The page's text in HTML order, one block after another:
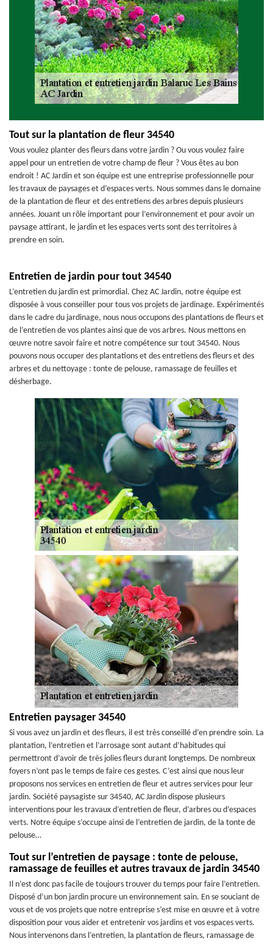
Tout sur la plantation de fleur 34540
Vous voulez planter des fleurs dans votre jardin ? Ou vous voulez faire
appel pour un entretien de votre champ de fleur ? Vous êtes au bon
endroit ! AC Jardin et son équipe est une entreprise professionnelle pour
les travaux de paysages et d’espaces verts. Nous sommes dans le domaine
de la plantation de fleur et des entretiens des arbres depuis plusieurs
années. Jouant un rôle important pour l’environnement et pour avoir un
paysage attirant, le jardin et les espaces verts sont des territoires à
prendre en soin.
Entretien de jardin pour tout 34540
L’entretien du jardin est primordial. Chez AC Jardin, notre équipe est
disposée à vous conseiller pour tous vos projets de jardinage. Expérimentés
dans le cadre du jardinage, nous nous occupons des plantations de fleurs et
de l’entretien de vos plantes ainsi que de vos arbres. Nous mettons en
œuvre notre savoir faire et notre compétence sur tout 34540. Nous
pouvons nous occuper des plantations et des entretiens des fleurs et des
arbres et du nettoyage : tonte de pelouse, ramassage de feuilles et
désherbage.
Entretien paysager 34540
Si vous avez un jardin et des fleurs, il est très conseillé d’en prendre soin. La
plantation, l’entretien et l’arrosage sont autant d’habitudes qui
permettront d’avoir de très jolies fleurs durant longtemps. De nombreux
foyers n’ont pas le temps de faire ces gestes. C’est ainsi que nous leur
proposons nos services en entretien de fleur et autres services pour leur
jardin. Société paysagiste sur 34540, AC Jardin dispose plusieurs
interventions pour les travaux d’entretien de fleur, d’arbres ou d’espaces
verts. Notre équipe s’occupe ainsi de l’entretien de jardin, de la tonte de
pelouse…
Tout sur l’entretien de paysage : tonte de pelouse,
ramassage de feuilles et autres travaux de jardin 34540
Il n’est donc pas facile de toujours trouver du temps pour faire l’entretien.
Disposé d’un bon jardin procure un environnement sain. En se souciant de
vous et de vos projets que notre entreprise s’est mise en œuvre et à votre
disposition pour vous aider et entretenir vos jardins et vos espaces verts.
Nous intervenons dans l’entretien, la plantation de fleurs, ramassage de